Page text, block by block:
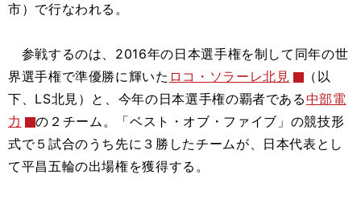
市）で行なわれる。
参戦するのは、2016年の日本選手権を制して同年の世
界選手権で準優勝に輝いた ロコ・ソラーレ北見
（以
下、LS北見）と、今年の日本選手権の覇者である中部電
力
の２チーム。「ベスト・オブ・ファイブ」の競技形
式で５試合のうち先に３勝したチームが、日本代表とし
て平昌五輪の出場権を獲得する。